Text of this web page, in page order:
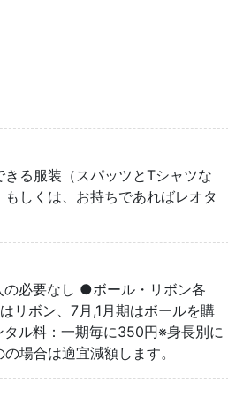
る服装（スパッツとTシャツな
しくは、お持ちであればレオタ
必要なし ●ボール・リボン各
リボン、7月,1月期はボールを購
ル料：一期毎に350円※身長別に
場合は適宜減額します。